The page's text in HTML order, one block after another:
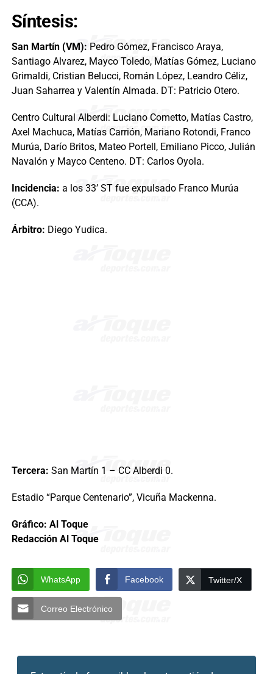
Síntesis:
San Martín (VM): Pedro Gómez, Francisco Araya,
Santiago Alvarez, Mayco Toledo, Matías Gómez, Luciano
Grimaldi, Cristian Belucci, Román López, Leandro Céliz,
Juan Saharrea y Valentín Almada. DT: Patricio Otero.
Centro Cultural Alberdi: Luciano Cometto, Matías Castro,
Axel Machuca, Matías Carrión, Mariano Rotondi, Franco
Murúa, Darío Britos, Mateo Portell, Emiliano Picco, Julián
Navalón y Mayco Centeno. DT: Carlos Oyola.
Incidencia: a los 33’ ST fue expulsado Franco Murúa
(CCA).
Árbitro: Diego Yudica.
Tercera: San Martín 1 – CC Alberdi 0.
Estadio “Parque Centenario”, Vicuña Mackenna.
Gráfico: Al Toque
Redacción Al Toque
WhatsApp Facebook Twitter/X
Correo Electrónico